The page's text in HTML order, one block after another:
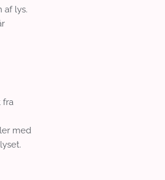
af lys.
fra
med